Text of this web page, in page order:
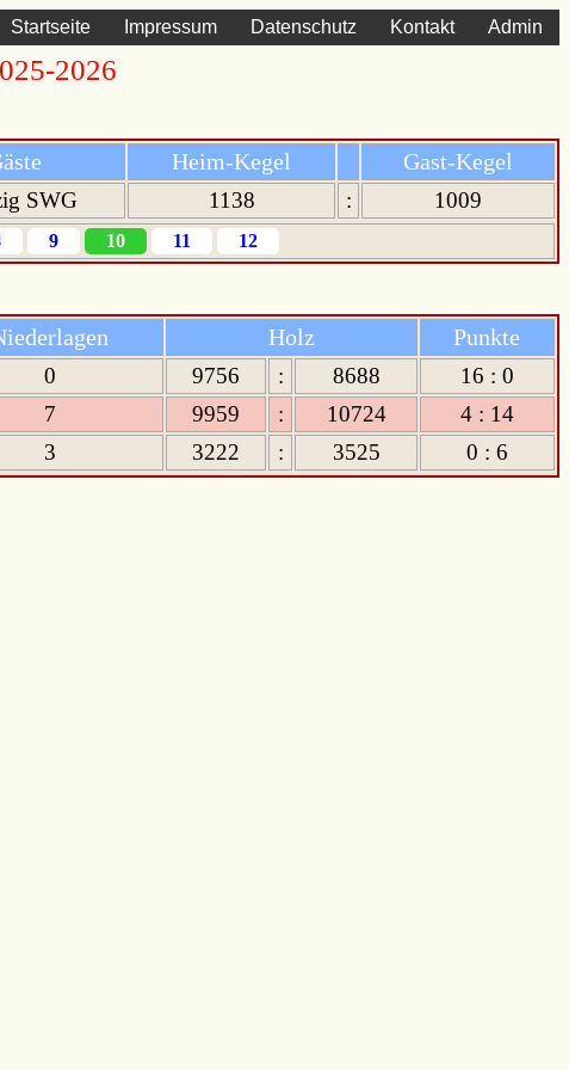
Admin
Kontakt
Datenschutz
Impressum
Startseite
2026
Heim-Kegel Gast-Kegel
SWG 1138 : 1009
9 10 11 12
Holz Punkte
0 9756 : 8688
16 : 0
7 9959 : 10724
4 : 14
3 3222 : 3525 0 : 6